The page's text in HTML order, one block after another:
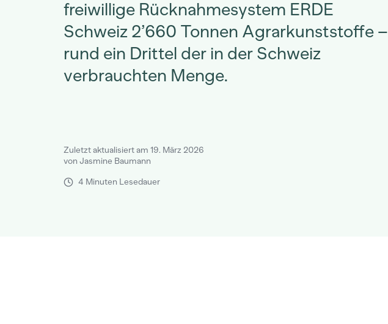
freiwillige Rücknahmesystem ERDE
Schweiz 2’660 Tonnen Agrarkunststoffe –
rund ein Drittel der in der Schweiz
verbrauchten Menge.
Zuletzt aktualisiert am 19. März 2026
von Jasmine Baumann
4 Minuten Lesedauer